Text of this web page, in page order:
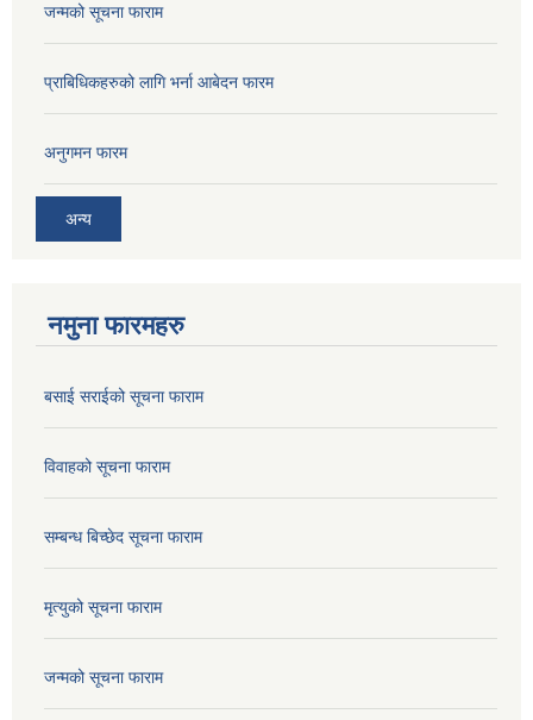
जन्मको सूचना फाराम
प्राबिधिकहरुको लागि भर्ना आबेदन फारम
अनुगमन फारम
अन्य
नमुना फारमहरु
बसाई सराईको सूचना फाराम
विवाहको सूचना फाराम
सम्बन्ध बिच्छेद सूचना फाराम
मृत्युको सूचना फाराम
जन्मको सूचना फाराम